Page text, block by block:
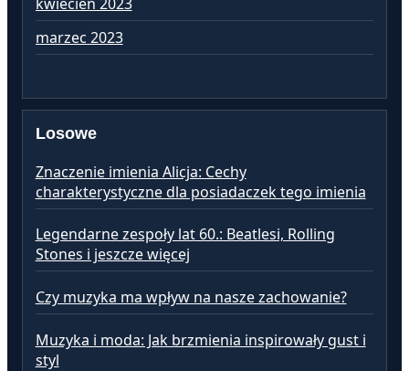
marzec 2023
Losowe
Znaczenie imienia Alicja: Cechy
charakterystyczne dla posiadaczek tego imienia
Legendarne zespoły lat 60.: Beatlesi, Rolling
Stones i jeszcze więcej
Czy muzyka ma wpływ na nasze zachowanie?
Muzyka i moda: Jak brzmienia inspirowały gust i
styl